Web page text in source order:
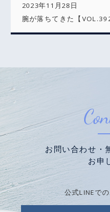
2023年11月28日
腕が落ちてきた【VOL.392
お問い合わせ・
お申
公式LINEで